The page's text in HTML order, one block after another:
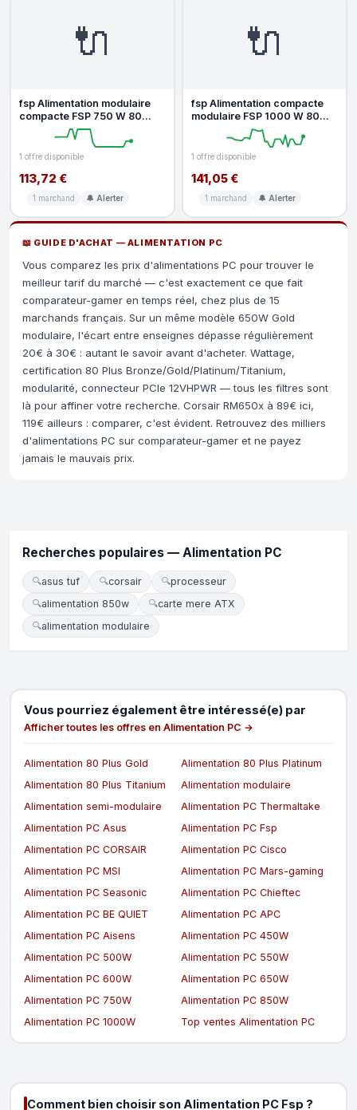
🔌
fsp Alimentation modulaire
compacte FSP 750 W 80
Gold ATX 3.1 12 V 62,5 A,
1 offre disponible
113,72 €
1 marchand 🔔 Alerter
🔌
fsp Alimentation compacte
modulaire FSP 1000 W 80
Gold HYB ATX 3.1
1 offre disponible
141,05 €
1 marchand 🔔 Alerter
📖 GUIDE D'ACHAT — ALIMENTATION PC
Vous comparez les prix d'alimentations PC pour trouver le
meilleur tarif du marché — c'est exactement ce que fait
comparateur-gamer en temps réel, chez plus de 15
marchands français. Sur un même modèle 650W Gold
modulaire, l'écart entre enseignes dépasse régulièrement
20€ à 30€ : autant le savoir avant d'acheter. Wattage,
certification 80 Plus Bronze/Gold/Platinum/Titanium,
modularité, connecteur PCIe 12VHPWR — tous les filtres sont
là pour affiner votre recherche. Corsair RM650x à 89€ ici,
119€ ailleurs : comparer, c'est évident. Retrouvez des milliers
d'alimentations PC sur comparateur-gamer et ne payez
jamais le mauvais prix.
Recherches populaires — Alimentation PC
🔍asus tuf 🔍corsair 🔍processeur
🔍alimentation 850w 🔍carte mere ATX
🔍alimentation modulaire
Vous pourriez également être intéressé(e) par
Afficher toutes les offres en Alimentation PC →
Alimentation 80 Plus Gold
Alimentation 80 Plus Platinum
Alimentation 80 Plus Titanium
Alimentation modulaire
Alimentation semi-modulaire
Alimentation PC Thermaltake
Alimentation PC Asus
Alimentation PC Fsp
Alimentation PC CORSAIR
Alimentation PC Cisco
Alimentation PC MSI
Alimentation PC Mars-gaming
Alimentation PC Seasonic
Alimentation PC Chieftec
Alimentation PC BE QUIET
Alimentation PC APC
Alimentation PC Aisens
Alimentation PC 450W
Alimentation PC 500W
Alimentation PC 550W
Alimentation PC 600W
Alimentation PC 650W
Alimentation PC 750W
Alimentation PC 850W
Alimentation PC 1000W
Top ventes Alimentation PC
Comment bien choisir son Alimentation PC Fsp ?